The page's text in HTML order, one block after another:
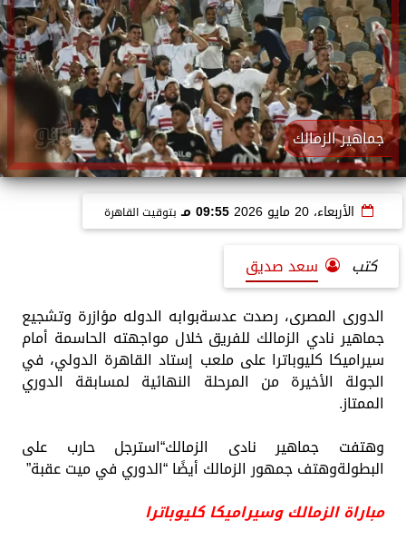
جماهير الزمالك
الأربعاء، 20 مايو 2026 09:55 مـ بتوقيت القاهرة
كتب
سعد صديق
الدورى المصرى، رصدت عدسةبوابه الدوله مؤازرة وتشجيع
جماهير نادي الزمالك للفريق خلال مواجهته الحاسمة أمام
سيراميكا كليوباترا على ملعب إستاد القاهرة الدولي، في
الجولة الأخيرة من المرحلة النهائية لمسابقة الدوري
الممتاز.
وهتفت جماهير نادى الزمالك“استرجل حارب على
البطولةوهتف جمهور الزمالك أيضًا “الدوري في ميت عقبة”
مباراة الزمالك وسيراميكا كليوباترا